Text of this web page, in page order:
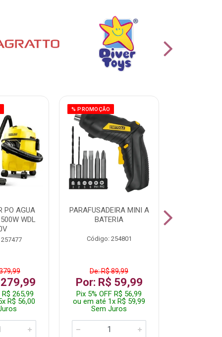
PO AGUA
WDL
R$ 265,99
R$ 56,00
% PROMOÇÃO
PARAFUSADEIRA MINI A
BATERIA
Código: 254801
De: R$ 89,99
Por: R$ 59,99
Pix 5% OFF R$ 56,99
ou em até 1x R$ 59,99
Sem Juros